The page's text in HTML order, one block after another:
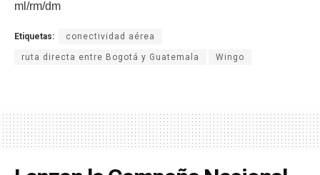
ml/rm/dm
Etiquetas: conectividad aérea
ruta directa entre Bogotá y Guatemala Wingo